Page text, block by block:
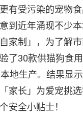
有受污染的宠物
到近年涌现不少
家制」，为了解
了30款供猫狗食
本地生产。结果显
家长」为爱宠挑
安全小贴士！